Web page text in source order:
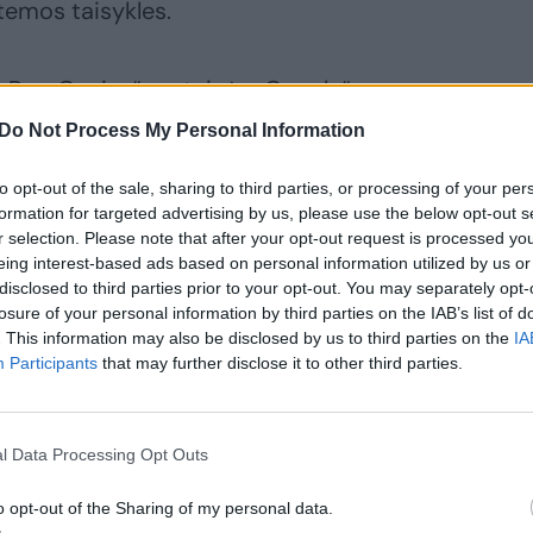
Do Not Process My Personal Information
opt-out of the sale, sharing to third parties, or processing of your
for targeted advertising by us, please use the below opt-out
selection. Please note that after your opt-out request is processed
interest-based ads based on personal information utilized by us
to third parties prior to your opt-out. You may separately
of your personal information by third parties on the IAB’s list of
This information may also be disclosed by us to third parties on the
Participants that may further disclose it to other third parties.
Data Processing Opt Outs
opt-out of the Sharing of my personal data.
taisykles.
Genius“ svetainės „Google“
yra nugrūsta į penktąjį puslapį (ir tai –
pozicijos skiriamos naujienų portalams,
tinklams ir kitiems
svetainėje per „Google“ atrasti tapo
sprendimas smarkiai nustekeno:
apie 1,4 mln. unikalių lankytojų, o
iki vos 200 tūkstančių.
naudojantys vadinamąjį optimizavimą